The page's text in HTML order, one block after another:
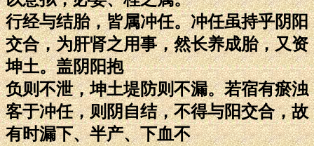
行经与结胎，皆属冲任。冲任虽持乎阴阳
交合，为肝肾之用事，然长养成胎，又资
坤土。盖阴阳抱
负则不泄，坤土堤防则不漏。若宿有瘀浊
客于冲任，则阴自结，不得与阳交合，故
有时漏下、半产、下血不